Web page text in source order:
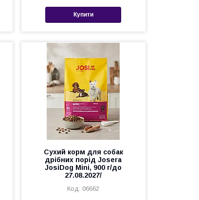
Купити
Сухий корм для собак
дрібних порід Josera
JosiDog Mini, 900 г/до
27.08.2027/
06662